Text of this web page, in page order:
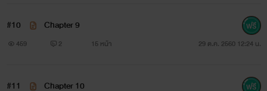
อาจมีเนื้อหาที่ไม่เหมาะสม ควรใช้วิจารณานในการอ่านด้วยนะค่ะ
#10 Chapter 9
459 2 15 หน้า 29 ต.ค. 2560 12:24 น.
#11 Chapter 10